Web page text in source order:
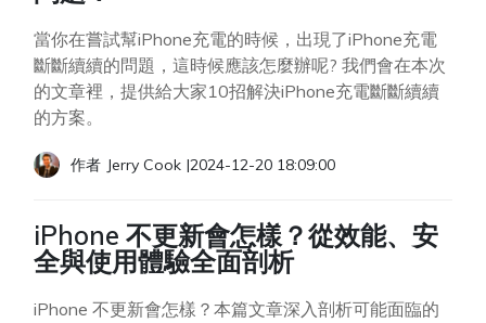
當你在嘗試幫iPhone充電的時候，出現了iPhone充電
斷斷續續的問題，這時候應該怎麼辦呢? 我們會在本次
的文章裡，提供給大家10招解決iPhone充電斷斷續續
的方案。
作者 Jerry Cook |2024-12-20 18:09:00
iPhone 不更新會怎樣？從效能、安
全與使用體驗全面剖析
iPhone 不更新會怎樣？本篇文章深入剖析可能面臨的